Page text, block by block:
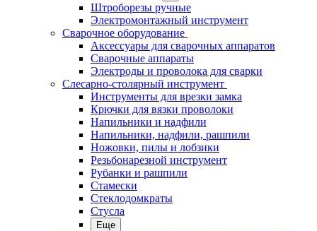
Штроборезы ручные
Электромонтажный инструмент
Сварочное оборудование
Аксессуары для сварочных аппаратов
Сварочные аппараты
Электроды и проволока для сварки
Слесарно-столярный инструмент
Инструменты для врезки замка
Крючки для вязки проволоки
Напильники и надфили
Напильники, надфили, рашпили
Ножовки, пилы и лобзики
Резьбонарезной инструмент
Рубанки и рашпили
Стамески
Стеклодомкраты
Стусла
Еще